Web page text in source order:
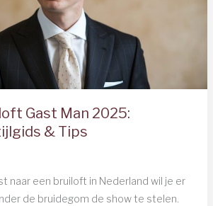
Gast Man 2025:
& Tips
naar een bruiloft in Nederland wil je er
de bruidegom de show te stelen.